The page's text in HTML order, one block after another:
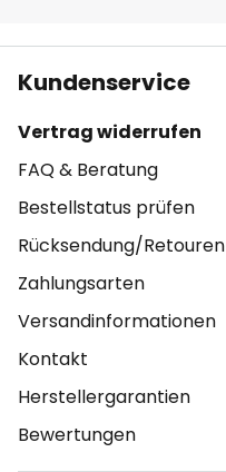
Kundenservice
Vertrag widerrufen
FAQ & Beratung
Bestellstatus prüfen
Rücksendung/Retouren
Zahlungsarten
Versandinformationen
Kontakt
Herstellergarantien
Bewertungen